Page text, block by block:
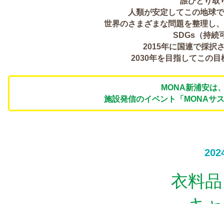
人類が安定してこの地球
世界のさまざまな問題を整理し
SDGs（持続
2015年に国連で採択
2030年を目指してこの
MONA新浦安は
施設発信のイベント「MONAサ
衣料